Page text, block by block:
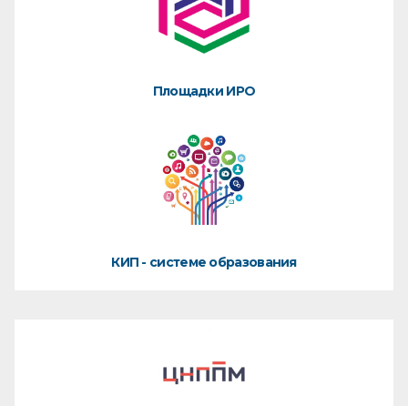
Площадки ИРО
КИП - системе образования